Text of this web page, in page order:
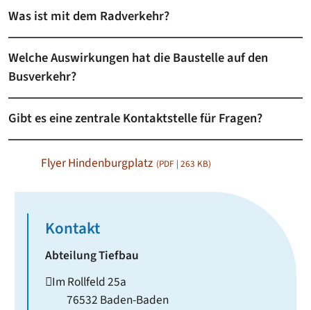
Was ist mit dem Radverkehr?
Welche Auswirkungen hat die Baustelle auf den
Busverkehr?
Gibt es eine zentrale Kontaktstelle für Fragen?
Flyer Hindenburgplatz (PDF | 263 KB)
Kontakt
AbteilungTiefbau
Im Rollfeld 25a
76532 Baden-Baden